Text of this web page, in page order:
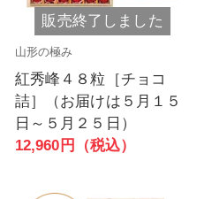
販売終了しました
山形の極み
紅秀峰４８粒［チョコ
詰］（お届けは５月１５
日～５月２５日）
12,960円（税込）